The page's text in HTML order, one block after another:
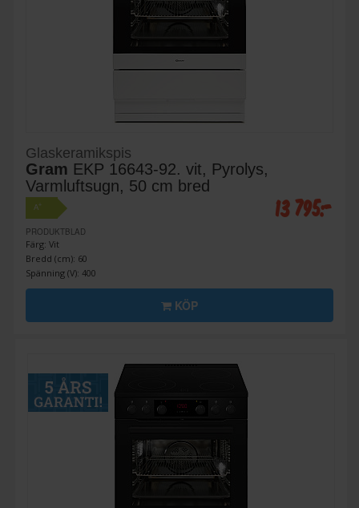
Glaskeramikspis
Gram EKP 16643-92. vit, Pyrolys,
Varmluftsugn, 50 cm bred
A+
PRODUKTBLAD
Färg: Vit
Bredd (cm): 60
Spänning (V): 400
13 795:-
KÖP